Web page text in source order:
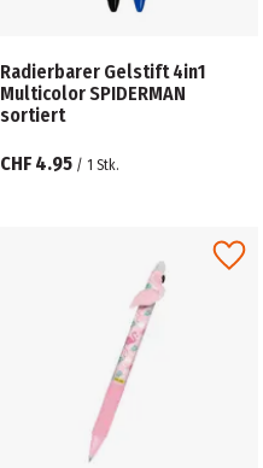
Radierbarer Gelstift 4in1
Multicolor SPIDERMAN
sortiert
CHF 4.95 / 1 Stk.